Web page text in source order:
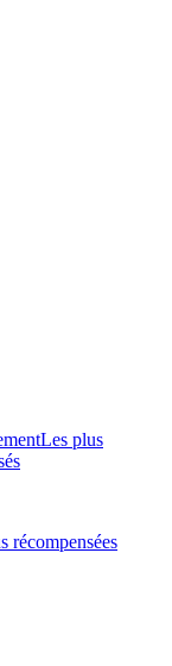
Les plus
récompensées